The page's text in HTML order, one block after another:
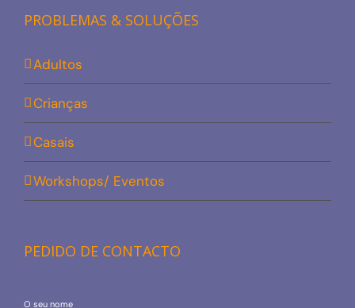
PROBLEMAS & SOLUÇÕES
Adultos
Crianças
Casais
Workshops/ Eventos
PEDIDO DE CONTACTO
O seu nome